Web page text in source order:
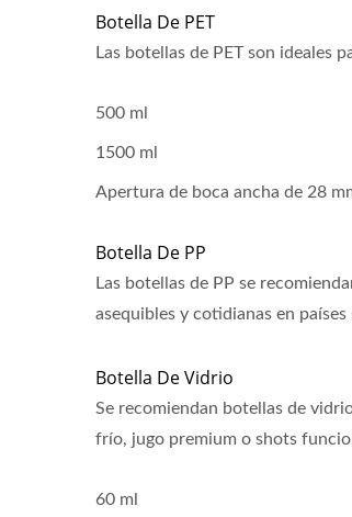
Botella De PET
Las botellas de PET son ideales
500 ml
1500 ml
Apertura de boca ancha de 28
Botella De PP
Las botellas de PP se
asequibles y cotidianas en países
Botella De Vidrio
Se recomiendan botellas de
frío, jugo premium o shots
60 ml